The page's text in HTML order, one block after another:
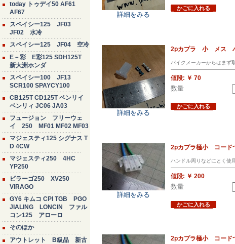
today トゥデイ50 AF61
AF67
スペイシー125 JF03
JF02 水冷
スペイシー125 JF04 空冷
E－彩 E彩125 SDH125T
新大洲ホンダ
スペイシー100 JF13
SCR100 SPAYCY100
CB125T CD125T ベンリイ
ベンリィ JC06 JA03
フュージョン フリーウェ
イ 250 MF01 MF02 MF03
マジェスティ125 シグナス T
D 4CW
マジェスティ250 4HC
YP250
ビラーゴ250 XV250
VIRAGO
GY6 キムコ CPI TGB PGO
JIALING LONCIN ファル
コン125 アローロ
そのほか
アウトレット B級品 新古
詳細をみる
かごに入れる
詳細をみる
2pカプラ 小 メス
バイクメーカーからはまず
値段: ￥ 70
数量
かごに入れる
詳細をみる
2pカプラ極小 コー
ハンドル周りなどにとく使
値段: ￥ 200
数量
かごに入れる
2pカプラ極小 コー